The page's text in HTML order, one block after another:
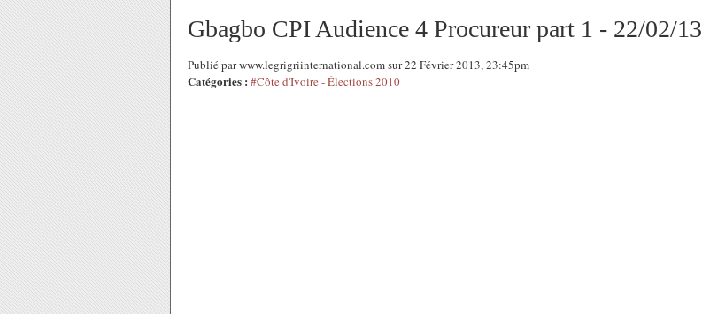
Gbagbo CPI Audience 4 Procureur part 1 - 22/02/13
Publié par www.legrigriinternational.com sur 22 Février 2013, 23:45pm
Catégories : #Côte d'Ivoire - Élections 2010